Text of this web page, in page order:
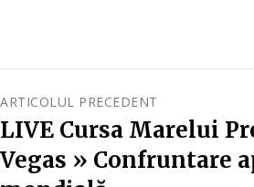
ARTICOLUL PRECEDENT
LIVE Cursa Marelui
Vegas » Confruntare